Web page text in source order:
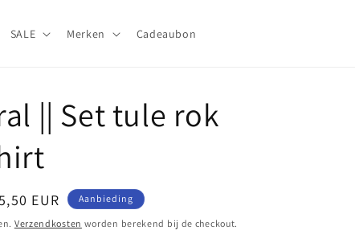
SALE Merken Cadeaubon
|| Set tule rok
EUR Aanbieding
Verzendkosten worden berekend bij de checkout.